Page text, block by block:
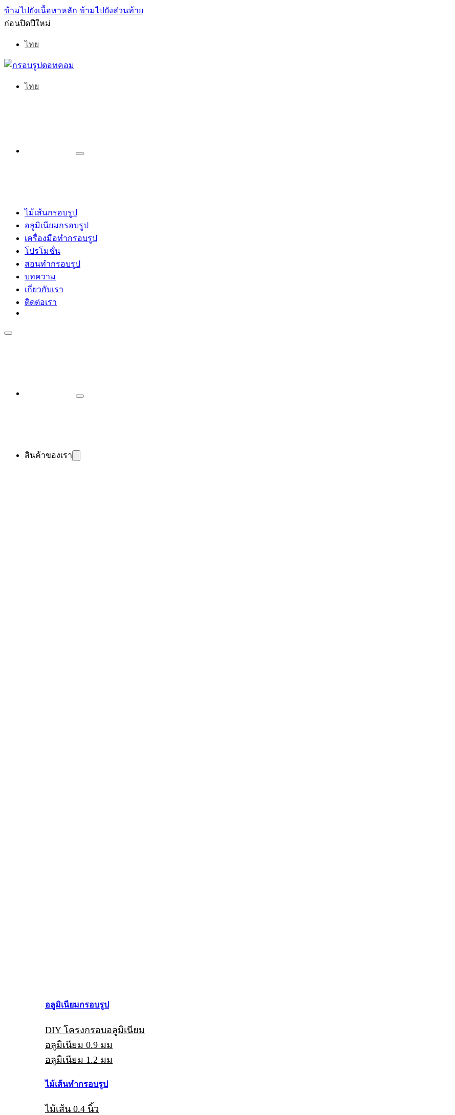
ข้ามไปยังเนื้อหาหลัก ข้ามไปยังส่วนท้าย
ก่อนปิดปีใหม่
ไทย
ไทย
ไม้เส้นกรอบรูป
อลูมิเนียมกรอบรูป
เครื่องมือทำกรอบรูป
โปรโมชั่น
สอนทำกรอบรูป
บทความ
เกี่ยวกับเรา
ติดต่อเรา
สินค้าของเรา
อลูมิเนียมกรอบรูป
DIY โครงกรอบอลูมิเนียม
อลูมิเนียม 0.9 มม
อลูมิเนียม 1.2 มม
ไม้เส้นทำกรอบรูป
ไม้เส้น 0.4 นิ้ว